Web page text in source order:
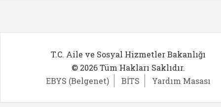
T.C. Aile ve Sosyal Hizmetler Bakanlığı
© 2026 Tüm Hakları Saklıdır.
EBYS (Belgenet)
BİTS Yardım Masası